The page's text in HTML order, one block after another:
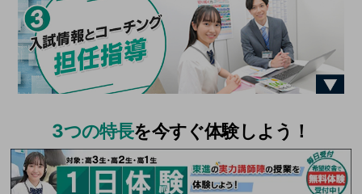
3つの特長を今すぐ体験しよう！